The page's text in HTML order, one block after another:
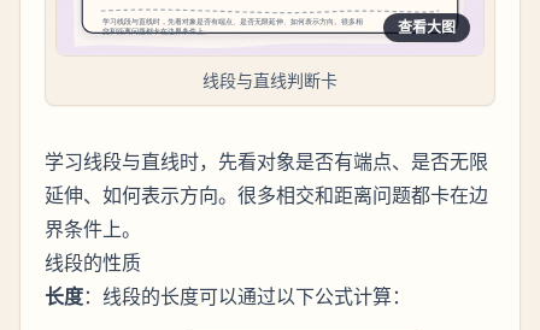
查看大图
线段与直线判断卡
学习线段与直线时，先看对象是否有端点、是否无限
延伸、如何表示方向。很多相交和距离问题都卡在边
界条件上。
线段的性质
长度：线段的长度可以通过以下公式计算：